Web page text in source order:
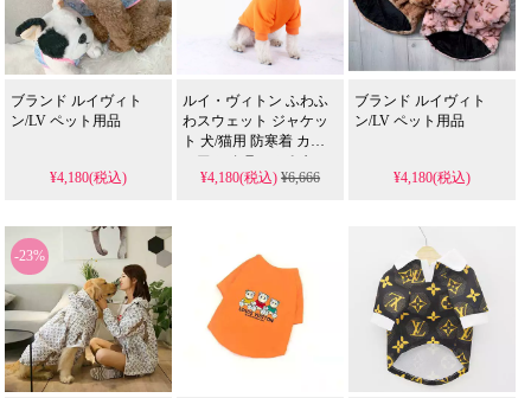
ブランド ルイヴィト
ン/LV ペット用品
¥4,180(税込)
ルイ・ヴィトン ふわふ
わスウェット ジャケッ
ト 犬/猫用 防寒着 カジ
ュアル カラフル＆キュ
ート lvドッグワンピ 犬
¥4,180(税込)¥6,666
ブランド ルイヴィト
ン/LV ペット用品
¥4,180(税込)
-23%